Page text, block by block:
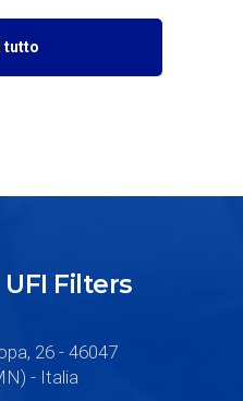
tutto
UFI Filters
26 - 46047
- Italia